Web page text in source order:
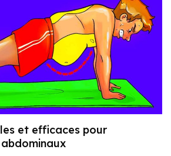
et efficaces pour